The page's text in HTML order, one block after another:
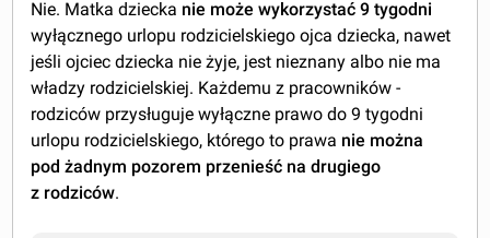
Nie. Matka dziecka nie może wykorzystać 9 tygodni
wyłącznego urlopu rodzicielskiego ojca dziecka, nawet
jeśli ojciec dziecka nie żyje, jest nieznany albo nie ma
władzy rodzicielskiej. Każdemu z pracowników -
rodziców przysługuje wyłączne prawo do 9 tygodni
urlopu rodzicielskiego, którego to prawa nie można
pod żadnym pozorem przenieść na drugiego
z rodziców.